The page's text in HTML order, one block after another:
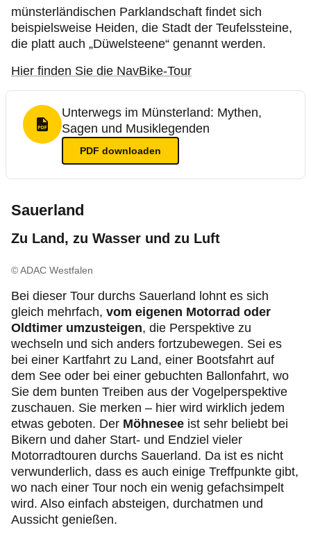
münsterländischen Parklandschaft findet sich
beispielsweise Heiden, die Stadt der Teufelssteine,
die platt auch „Düwelsteene“ genannt werden.
Hier finden Sie die NavBike-Tour
PDF Format
Unterwegs im Münsterland: Mythen,
Sagen und Musiklegenden
PDF downloaden
Sauerland
Zu Land, zu Wasser und zu Luft
© ADAC Westfalen
Bei dieser Tour durchs Sauerland lohnt es sich
gleich mehrfach, vom eigenen Motorrad oder
Oldtimer umzusteigen, die Perspektive zu
wechseln und sich anders fortzubewegen. Sei es
bei einer Kartfahrt zu Land, einer Bootsfahrt auf
dem See oder bei einer gebuchten Ballonfahrt, wo
Sie dem bunten Treiben aus der Vogelperspektive
zuschauen. Sie merken – hier wird wirklich jedem
etwas geboten. Der Möhnesee ist sehr beliebt bei
Bikern und daher Start- und Endziel vieler
Motorradtouren durchs Sauerland. Da ist es nicht
verwunderlich, dass es auch einige Treffpunkte gibt,
wo nach einer Tour noch ein wenig gefachsimpelt
wird. Also einfach absteigen, durchatmen und
Aussicht genießen.